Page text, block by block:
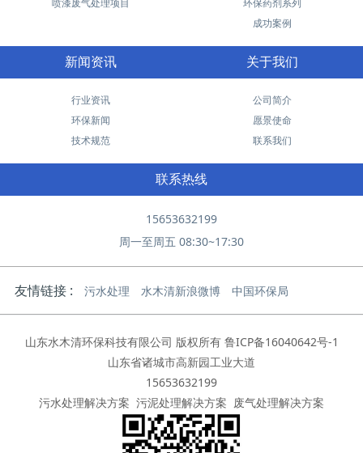
成功案例
新闻资讯
行业资讯
环保新闻
技术规范
关于我们
公司简介
愿景使命
联系我们
联系热线
15653632199
周一至周五 08:30~17:30
友情链接 : 污水处理 水木清新浪微博 中国环保局
山东水木清环保科技有限公司 版权所有 鲁ICP备16040642号-1
山东省诸城市高新园工业大道
15653632199
污水处理解决方案 污泥处理解决方案 废气处理解决方案